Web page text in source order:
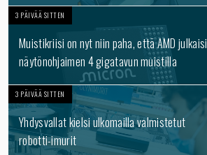
3 PÄIVÄÄ SITTEN
Muistikriisi on nyt niin paha, että AMD julkaisi
näytönohjaimen 4 gigatavun muistilla
3 PÄIVÄÄ SITTEN
Yhdysvallat kielsi ulkomailla valmistetut
robotti-imurit